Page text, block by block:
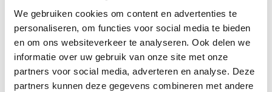
We gebruiken cookies om content en advertenties te
personaliseren, om functies voor social media te bieden
en om ons websiteverkeer te analyseren. Ook delen we
informatie over uw gebruik van onze site met onze
partners voor social media, adverteren en analyse. Deze
partners kunnen deze gegevens combineren met andere
Om na verloop van tijd nog steeds op een veilige manier
gebruik te maken van de rolwagens, dient u deze ieder
jaar te laten keuren door een gecertificeerde partij.
Hijsmiddelen-Expert is een EKH-erkend bedrijf en wij
kunnen daarom zelf deze keuringen uitvoeren. Dit